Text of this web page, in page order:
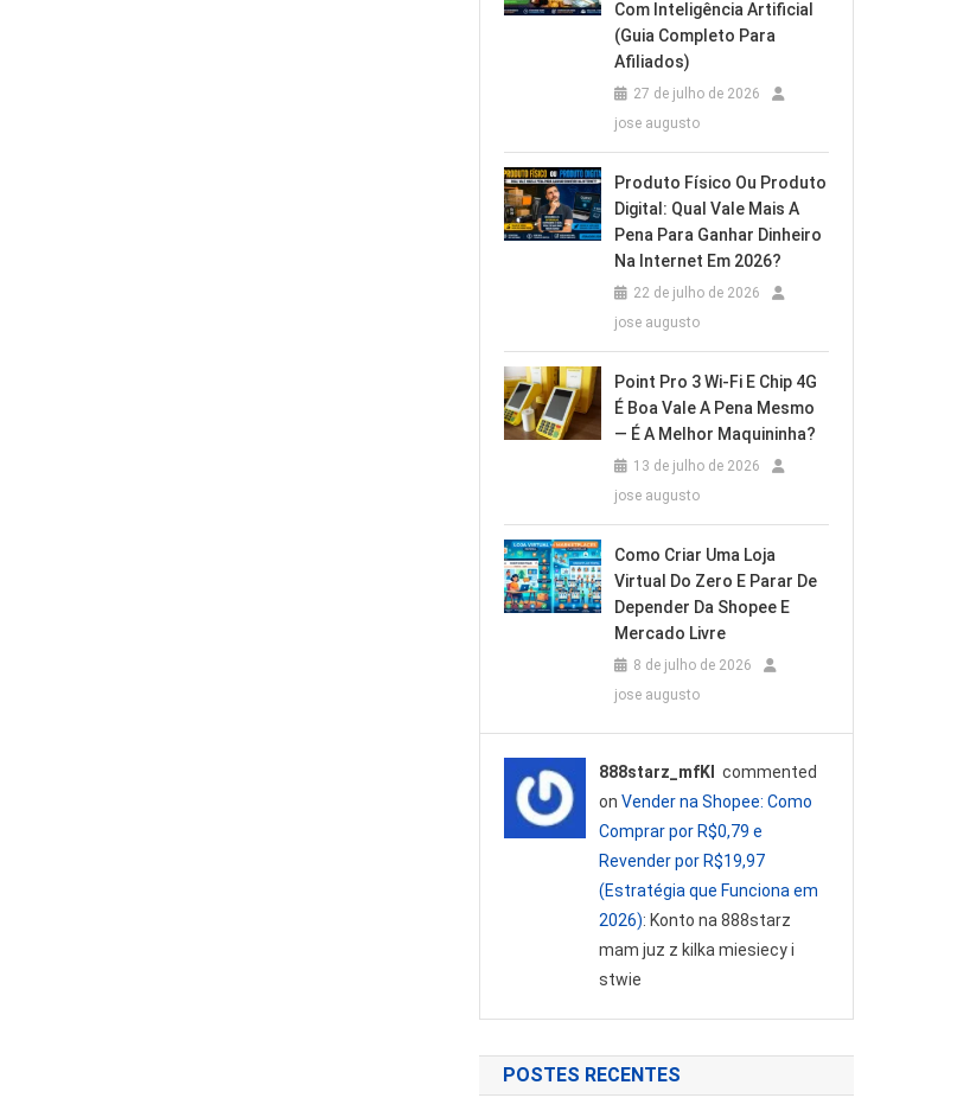
Com Inteligência Artificial
(Guia Completo Para
Afiliados)
27 de julho de 2026
jose augusto
Produto Físico Ou Produto
Digital: Qual Vale Mais A
Pena Para Ganhar Dinheiro
Na Internet Em 2026?
22 de julho de 2026
jose augusto
Point Pro 3 Wi‑Fi E Chip 4G
É Boa Vale A Pena Mesmo
— É A Melhor Maquininha?
13 de julho de 2026
jose augusto
Como Criar Uma Loja
Virtual Do Zero E Parar De
Depender Da Shopee E
Mercado Livre
8 de julho de 2026
jose augusto
888starz_mfKl
commented
on Vender na Shopee: Como
Comprar por R$0,79 e
Revender por R$19,97
(Estratégia que Funciona em
2026): Konto na 888starz
mam juz z kilka miesiecy i
stwie
POSTES RECENTES